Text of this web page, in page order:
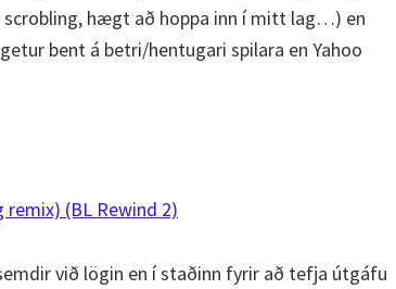
hægt að hoppa inn í mitt lag…) en
bent á betri/hentugari spilara en Yahoo
remix) (BL Rewind 2)
við lögin en í staðinn fyrir að tefja útgáfu